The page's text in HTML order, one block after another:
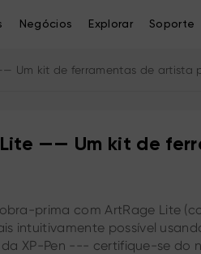
Negócios Explorar Soporte
Um kit de ferramentas de artista
—— Um kit de
prima com ArtRage Lite
intuitivamente possível
da XP-Pen --- certifique-se